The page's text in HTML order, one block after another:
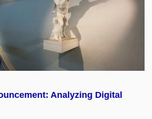
Analyzing Digital